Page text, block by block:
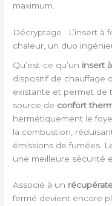
maximum.
Décryptage : L’insert
chaleur, un duo
Qu’est-ce qu’un insert
dispositif de chauffage
existante et permet de
source de confort
hermétiquement le
la combustion,
émissions de fumées.
une meilleure sécurité
Associé à un
fermé devient encore